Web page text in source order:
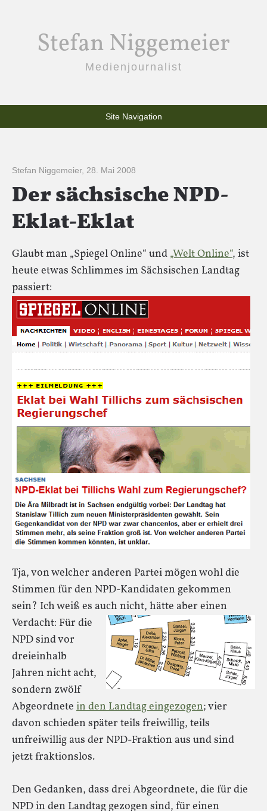
Stefan Niggemeier
Medienjournalist
Site Navigation
Stefan Niggemeier, 28. Mai 2008
Der sächsische NPD-
Eklat-Eklat
Glaubt man „Spiegel Online“ und „Welt Online“, ist
heute etwas Schlimmes im Sächsischen Landtag
passiert:
Tja, von welcher anderen Partei mögen wohl die
Stimmen für den NPD-Kandidaten gekommen
sein? Ich weiß es auch nicht, hätte aber einen
Verdacht: Für die
NPD sind vor
dreieinhalb
Jahren nicht acht,
sondern zwölf
Abgeordnete in den Landtag eingezogen; vier
davon schieden später teils freiwillig, teils
unfreiwillig aus der NPD-Fraktion aus und sind
jetzt fraktionslos.
Den Gedanken, dass drei Abgeordnete, die für die
NPD in den Landtag gezogen sind, für einen